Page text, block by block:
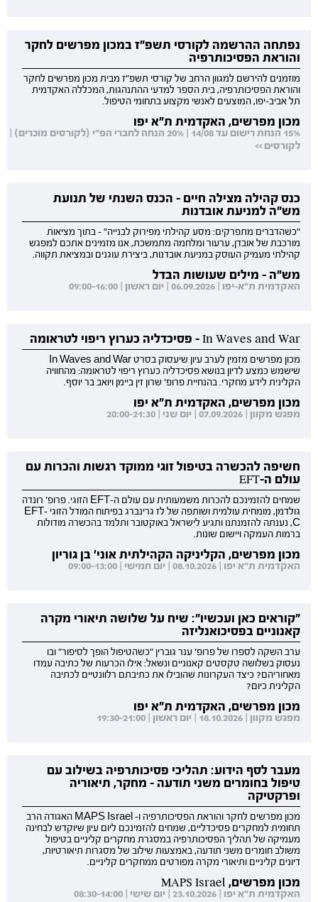
נפתחה ההרשמה לקורסי תשפ"ז במכון מפרשים לחקר
והוראת הפסיכותרפיה
מוזמנים להירשם למגוון הרחב של קורסי תשפ"ז מבית מכון מפרשים לחקר
והוראת הפסיכותרפיה, בית הספר למדעי ההתנהגות, המכללה האקדמית
תל אביב-יפו, המוצעים לאנשי מקצוע בתחומי הטיפול.
מכון מפרשים, האקדמית ת"א יפו
15% הנחת רישום עד 14/08 | 20% הנחה לחברי הפ"י (לקורסים מוכרים) |
לקורסים >>
כנס קהילה מצילה חיים - הכנס השנתי של תנועת
מש"ה למניעת אובדנות
"כשהדברים מתפרקים: מסע קהילתי מפירוק לבנייה" - בתוך מציאות
מורכבת של אובדן, ערעור ומלחמה מתמשכת, אנו מזמינים אתכם למפגש
קהילתי מעמיק העוסק במניעת אובדנות, ביצירת עוגנים ובמציאת תקווה.
מש"ה - מילים שעושות הבדל
האקדמית ת"א-יפו | 06.09.2026 | יום ראשון | 09:00-16:00
In Waves and War - פסיכדליה כערוץ ריפוי לטראומה
מכון מפרשים מזמין לערב עיון שיעסוק בסרט In Waves and War
שישמש כמצע לדיון בנושא פסיכדליה כערוץ ריפוי לטראומה: מהחוויה
הקלינית לידע מחקרי. בהנחיית פרופ' שרון זין ביימן ויואב בר יוסף.
מכון מפרשים, האקדמית ת"א יפו
מפגש מקוון | 07.09.2026 | יום שני | 20:00-21:30
חשיפה להכשרה בטיפול זוגי ממוקד רגשות והכרות עם
עולם ה-EFT
שמחים להזמינכם להכרות משמעותית עם עולם ה-EFT הזוגי. פרופ' רונדה
גולדמן, מומחית עולמית ושותפה של לז גרינברג בפיתוח המודל הזוגי EFT-
C, נענתה להזמנתנו ותגיע לישראל באוקטובר ותלמד בהכשרה מודולות
ברמות העמקה ויישום שונות.
מכון מפרשים, הקליניקה הקהילתית אוני' בן גוריון
האקדמית ת"א יפו | 08.10.2026 | יום חמישי | 09:00-13:00
"קוראים כאן ועכשיו": שיח על שלושה תיאורי מקרה
קאנוניים בפסיכואנליזה
ערב השקה לספרו של פרופ' ענר גוברין "כשהטיפול הופך לסיפור" ובו
נעסוק בשלושה טקסטים קאנוניים ונשאל: אילו הכרעות של כתיבה עמדו
מאחוריהם? כיצד העקרונות שהובילו את כתיבתם רלוונטיים לכתיבה
הקלינית כיום?
מכון מפרשים, האקדמית ת"א יפו
מפגש מקוון | 18.10.2026 | יום ראשון | 19:30-21:00
מעבר לסף הידוע: תהליכי פסיכותרפיה בשילוב עם
טיפול בחומרים משני תודעה - מחקר, תיאוריה
ופרקטיקה
מכון מפרשים לחקר והוראת הפסיכותרפיה ו- MAPS Israel האגודה הרב
תחומית למחקרים פסיכדליים, שמחים להזמינכם ליום עיון שיוקדש לבחינה
מעמיקה של תהליך הפסיכותרפיה במסגרת מחקרים קליניים בטיפול
משולב חומרים משני תודעה, באמצעות שילוב של מסגרות תיאורטיות,
דיונים קליניים ותיאורי מקרה מפורטים ממחקרים קליניים.
מכון מפרשים, MAPS Israel
האקדמית ת"א יפו | 23.10.2026 | יום שישי | 08:30-14:00